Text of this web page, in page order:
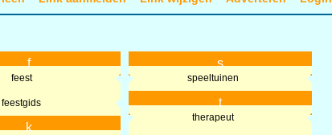
f
feest
feestgids
k
s
speeltuinen
t
therapeut